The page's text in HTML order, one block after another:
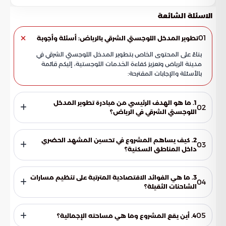
الاسئلة الشائعة
01تطوير المدخل اللوجستي الشرقي بالرياض: أسئلة وأجوبة
بناءً على المحتوى الخاص بتطوير المدخل اللوجستي الشرقي في
مدينة الرياض وتعزيز كفاءة الخدمات اللوجستية، إليكم قائمة
بالأسئلة والإجابات المقترحة:
02 1. ما هو الهدف الرئيسي من مبادرة تطوير المدخل
اللوجستي الشرقي في الرياض؟
تهدف هذه المبادرة التي طرحتها شركة "ريمات الرياض للتنمية" إلى
تفعيل دور القطاع الخاص في ابتكار حلول تنظيمية متطورة. تسعى
المبادرة لمواكب القفزات الاقتصادية للعاصمة، وتعزيز مكانة03 2. كيف يساهم المشروع في تحسين المشهد الحضري
داخل المناطق السكنية؟
يعمل المشروع على إنهاء ظاهرة الوقوف العشوائي للشاحنات داخل
الأحياء السكنية من خلال توفير مرافق لوجستية متخصصة. هذا
الإجراء يقلل من التلوث البصري، ويحافظ على الهدوء وجودة الحياة
النقل الثقيل.
04 3. ما هي الفوائد الاقتصادية المترتبة على تنظيم مسارات
الشاحنات الثقيلة؟
يؤدي تنظيم مسارات الشاحنات إلى رفع كفاءة سلاسل الإمداد
وضمان وصول البضائع بدقة وموثوقية عالية. كما يساهم في
حماية شبكة الطرق من التآكل الناتج عن الأوزان المحورية الثقيلة،
054. أين يقع المشروع وما هي مساحته الإجمالية؟